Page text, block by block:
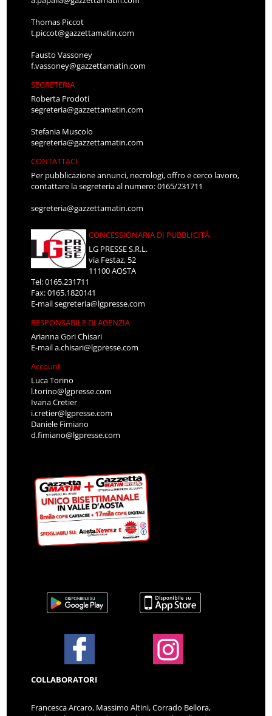
Thomas Piccot
t.piccot@gazzettamatin.com
Fausto Vassoney
f.vassoney@gazzettamatin.com
SEGRETERIA
Roberta Prodoti
segreteria@gazzettamatin.com
Stefania Muscolo
segreteria@gazzettamatin.com
CONTATTACI
Per pubblicazione annunci, necrologi, offro e cerco lavoro,
contattare la segreteria al numero: 0165/231711
segreteria@gazzettamatin.com
CONCESSIONARIA DI PUBBLICITÀ
LG PRESSE S.R.L.
via Festaz, 52
11100 AOSTA
Tel: 0165.231711
Fax: 0165.1820141
E-mailsegreteria@lgpresse.com
RESPONSABILE DI AGENZIA
Arianna Gori Chisari
E-maila.chisari@lgpresse.com
Account
Luca Torino
l.torino@lgpresse.com
Ivana Cretier
i.cretier@lgpresse.com
Daniele Fimiano
d.fimiano@lgpresse.com
COLLABORATORI
Francesca Arcaro, Massimo Altini, Corrado Bellora,